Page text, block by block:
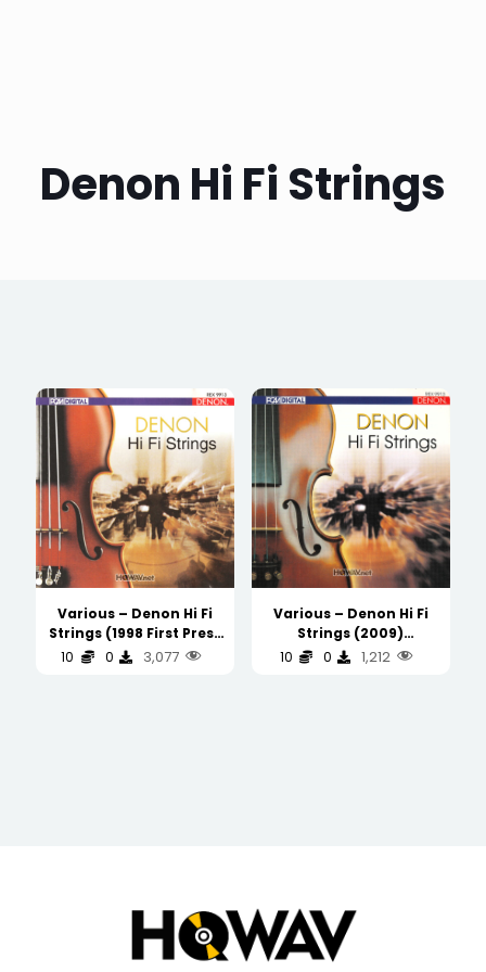
Denon Hi Fi Strings
Various – Denon Hi Fi
Strings (1998 First Press
首版)
10 0 3,077
Various – Denon Hi Fi
Strings (2009)
(WAV/16/44.1/748MB)
10 0 1,212